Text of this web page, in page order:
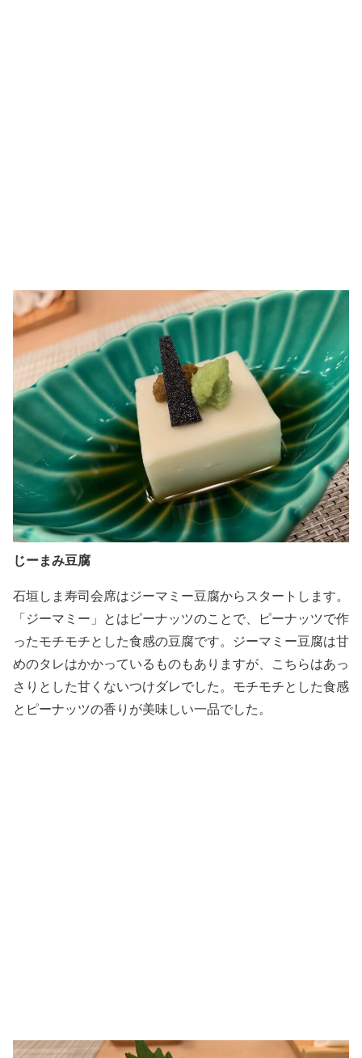
じーまみ豆腐
石垣しま寿司会席はジーマミー豆腐からスタートします。
「ジーマミー」とはピーナッツのことで、ピーナッツで作
ったモチモチとした食感の豆腐です。ジーマミー豆腐は甘
めのタレはかかっているものもありますが、こちらはあっ
さりとした甘くないつけダレでした。モチモチとした食感
とピーナッツの香りが美味しい一品でした。